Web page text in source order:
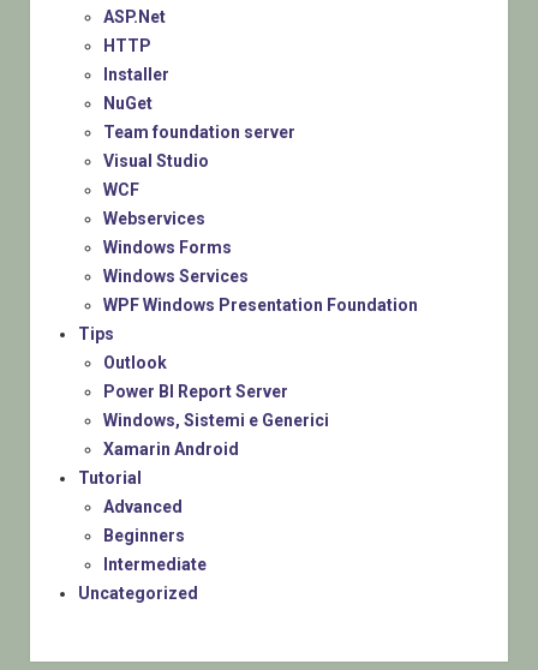
ASP.Net
HTTP
Installer
NuGet
Team foundation server
Visual Studio
WCF
Webservices
Windows Forms
Windows Services
WPF Windows Presentation Foundation
Tips
Outlook
Power BI Report Server
Windows, Sistemi e Generici
Xamarin Android
Tutorial
Advanced
Beginners
Intermediate
Uncategorized